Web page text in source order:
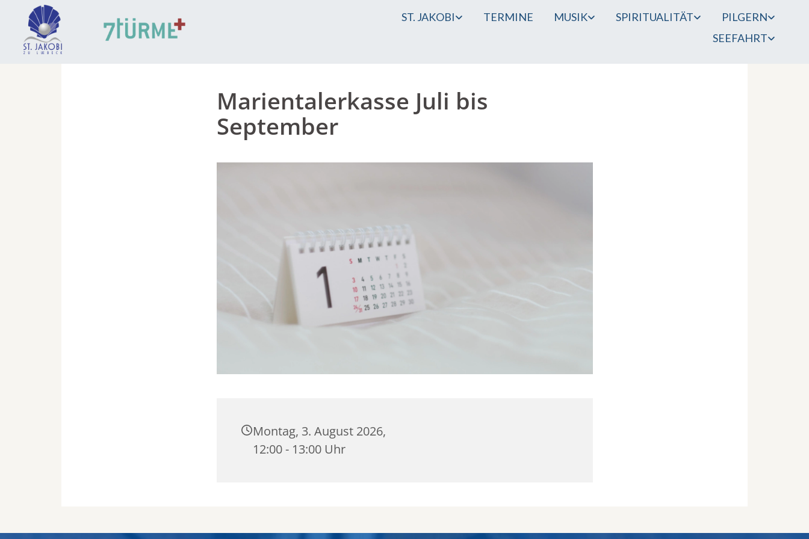
ST. JAKOBI TERMINE MUSIK SPIRITUALITÄT
PILGERN
SEEFAHRT
Marientalerkasse Juli bis
September
Montag, 3. August 2026,
12:00 - 13:00 Uhr